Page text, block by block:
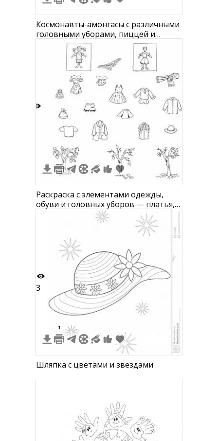
Космонавты-амонгасы с различными
головными уборами, пиццей и
игровыми элементами
Раскраска с элементами одежды,
обуви и головных уборов — платья,
шорты, свитер, кофточка, куртка,
пальто, шарф, шапка, юбка, ботинки,
3
1
Шляпка с цветами и звездами